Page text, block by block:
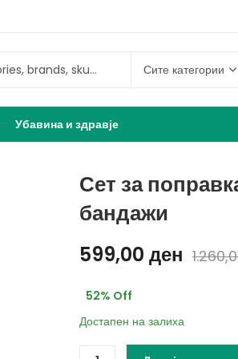
Убавина и здравје
Сет за
бандажи
599,00 ден
52% Off
Достапен на залиха